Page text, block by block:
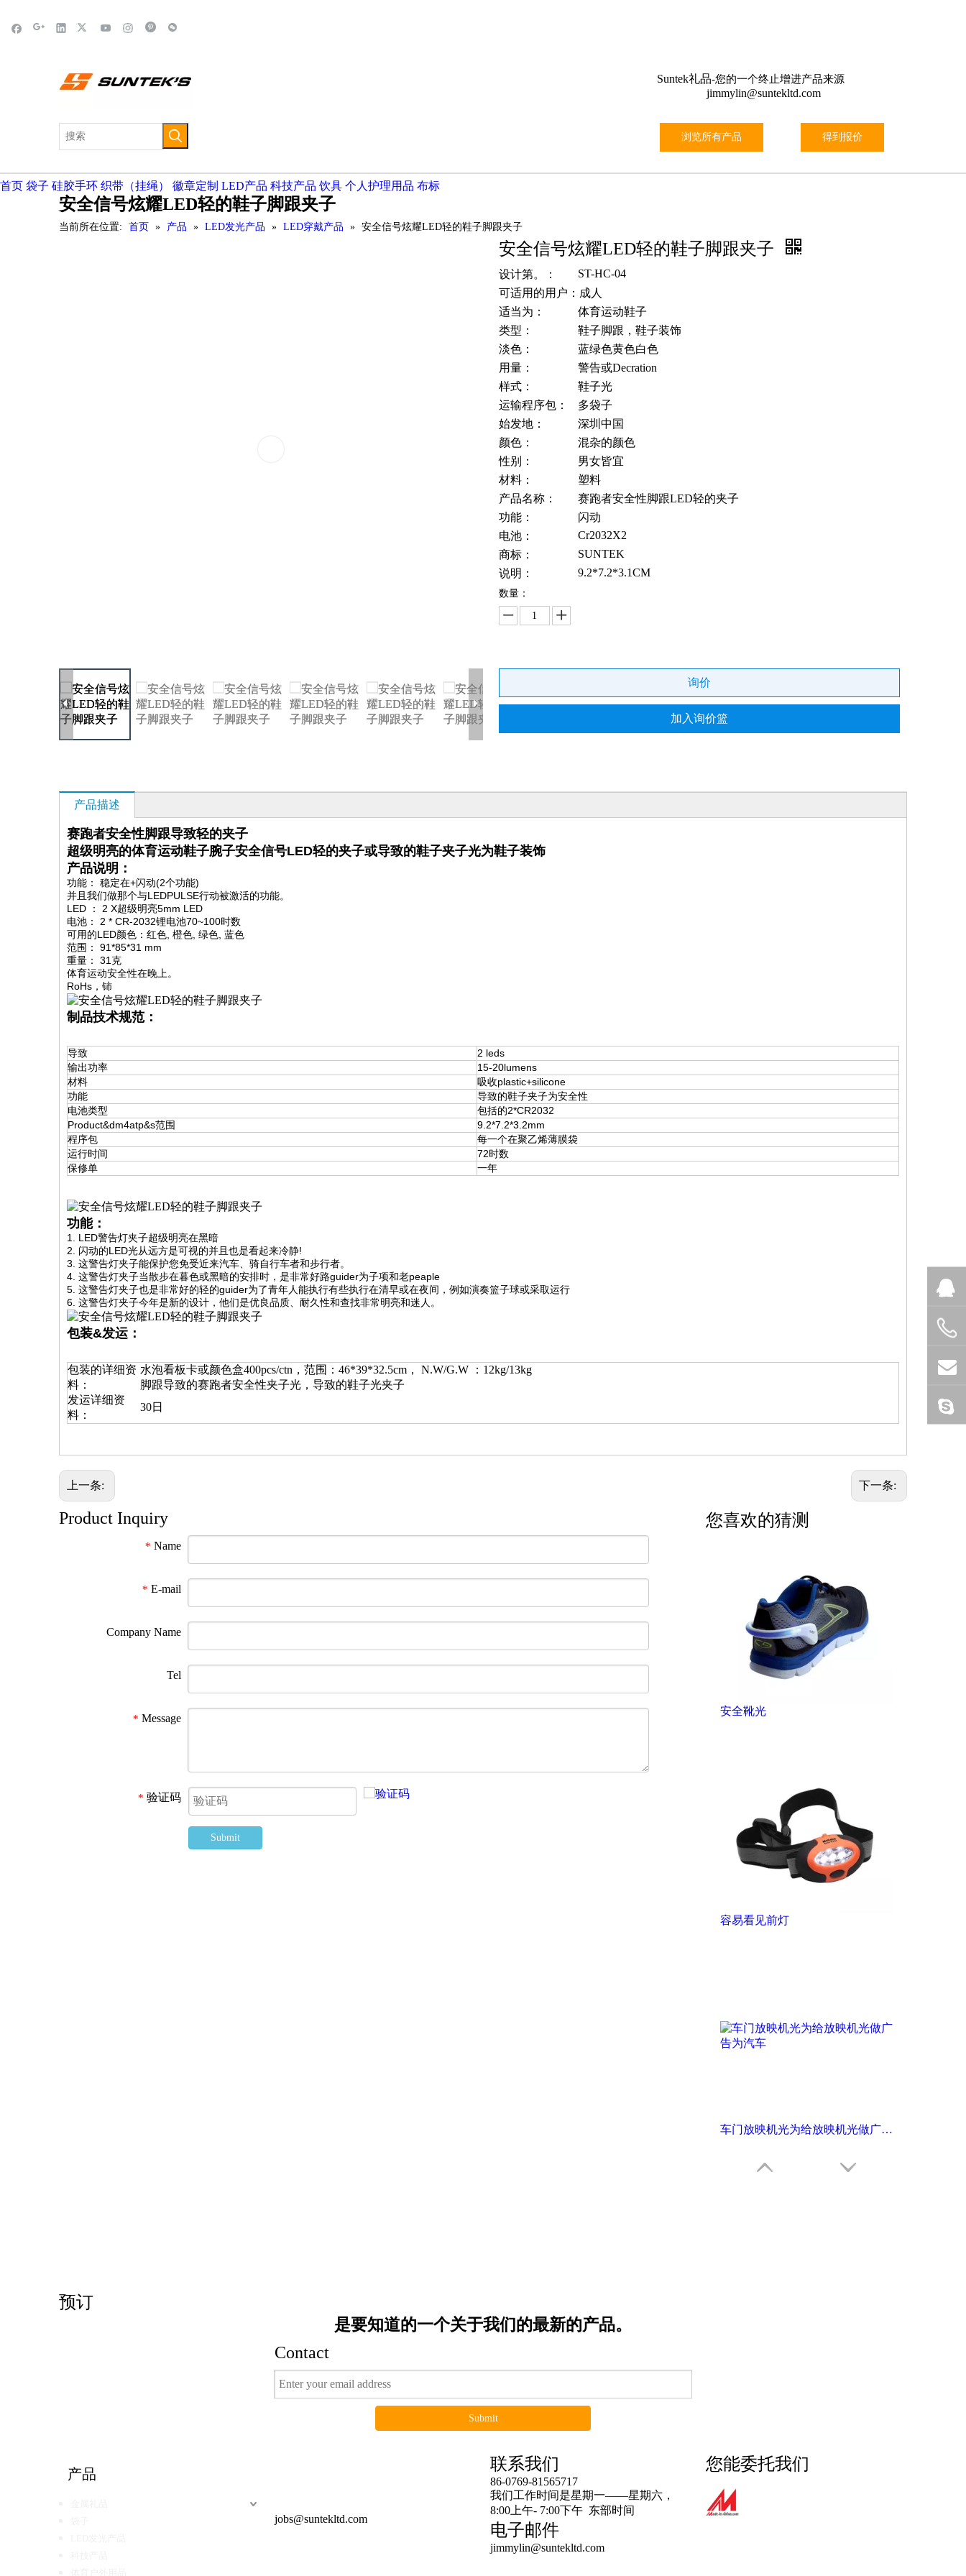
Suntek礼品-您的一个终止增进产品来源
jimmylin@suntekltd.com
浏览所有产品 得到报价
首页 袋子 硅胶手环 织带（挂绳） 徽章定制 LED产品 科技产品 饮具 个人护理用品 布标
安全信号炫耀LED轻的鞋子脚跟夹子
当前所在位置: 首页 » 产品 » LED发光产品 » LED穿戴产品 » 安全信号炫耀LED轻的鞋子脚跟夹子
安全信号炫耀LED轻的鞋子脚跟夹子
设计第。：
ST-HC-04
可适用的用户： 成人
适当为：
体育运动鞋子
类型：
鞋子脚跟，鞋子装饰
淡色：
蓝绿色黄色白色
用量：
警告或Decration
样式：
鞋子光
运输程序包：
多袋子
始发地：
深圳中国
颜色：
混杂的颜色
性别：
男女皆宜
材料：
塑料
产品名称：
赛跑者安全性脚跟LED轻的夹子
功能：
闪动
电池：
Cr2032X2
商标：
SUNTEK
说明：
9.2*7.2*3.1CM
数量：
询价
加入询价篮
产品描述
赛跑者安全性脚跟导致轻的夹子
超级明亮的体育运动鞋子腕子安全信号LED轻的夹子或导致的鞋子夹子光为鞋子装饰
产品说明：
功能： 稳定在+闪动(2个功能)
并且我们做那个与LEDPULSE行动被激活的功能。
LED ： 2 X超级明亮5mm LED
电池： 2 * CR-2032锂电池70~100时数
可用的LED颜色： 红色 橙色 绿色 蓝色
范围： 91*85*31 mm
重量： 31克
体育运动安全性在晚上。
RoHs，铈
制品技术规范：
导致
2 leds
输出功率
15-20lumens
材料
吸收plastic+silicone
功能
导致的鞋子夹子为安全性
电池类型
包括的2*CR2032
Product&dm4atp&s范围
9.2*7.2*3.2mm
程序包
每一个在聚乙烯薄膜袋
运行时间
72时数
保修单
一年
功能：
1. LED警告灯夹子超级明亮在黑暗
2. 闪动的LED光从远方是可视的并且也是看起来冷静!
3. 这警告灯夹子能保护您免受近来汽车、骑自行车者和步行者。
4. 这警告灯夹子当散步在暮色或黑暗的安排时，是非常好路guider为子项和老peaple
5. 这警告灯夹子也是非常好的轻的guider为了青年人能执行有些执行在清早或在夜间，例如演奏篮子球或采取运行
6. 这警告灯夹子今年是新的设计，他们是优良品质、耐久性和查找非常明亮和迷人。
包装&发运：
包装的详细资
料：
水泡看板卡或颜色盒400pcs/ctn，范围：46*39*32.5cm， N.W/G.W ：12kg/13kg
脚跟导致的赛跑者安全性夹子光，导致的鞋子光夹子
发运详细资
料：
30日
上一条: 下一条:
Product Inquiry
* Name
* E-mail
Company Name
Tel
* Message
* 验证码
Submit
您喜欢的猜测
安全靴光
容易看见前灯
车门放映机光为给放映机光做广告为汽车
预订
是要知道的一个关于我们的最新的产品。
Contact
Submit
产品
jobs@suntekltd.com
联系我们
86-0769-81565717
我们工作时间是星期一——星期六，
8:00上午- 7:00下午 东部时间
电子邮件
jimmylin@suntekltd.com
您能委托我们